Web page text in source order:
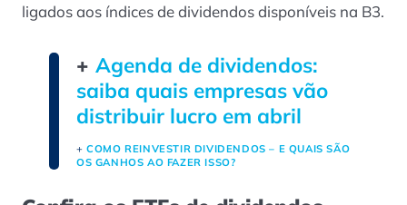
ligados aos índices de dividendos disponíveis na B3.
+Agenda de dividendos:
saiba quais empresas vão
distribuir lucro em abril
+COMO REINVESTIR DIVIDENDOS – E QUAIS SÃO
OS GANHOS AO FAZER ISSO?